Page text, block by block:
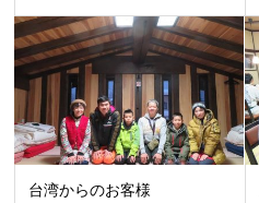
台湾からのお客様